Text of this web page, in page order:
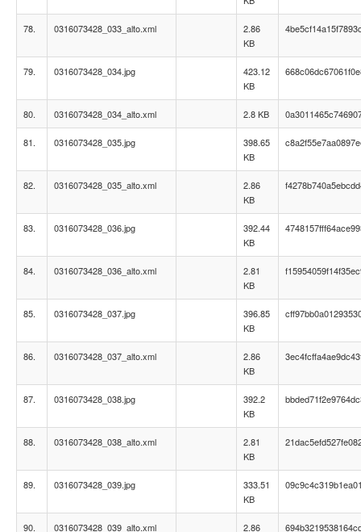
78. 0316073428_033_alto.xml
2.86
KB
79. 0316073428_034.jpg
423.12
KB
80. 0316073428_034_alto.xml 2.8 KB
81. 0316073428_035.jpg
398.65
KB
82. 0316073428_035_alto.xml
2.86
KB
83. 0316073428_036.jpg
392.44
KB
84. 0316073428_036_alto.xml
2.81
KB
85. 0316073428_037.jpg
396.85
KB
86. 0316073428_037_alto.xml
2.86
KB
87. 0316073428_038.jpg
392.2
KB
88. 0316073428_038_alto.xml
2.81
KB
89. 0316073428_039.jpg
333.51
KB
90. 0316073428_039_alto.xml 2.86